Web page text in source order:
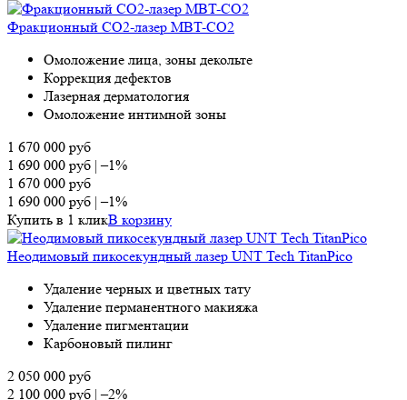
Фракционный CO2-лазер MBT-CO2
Омоложение лица, зоны декольте
Коррекция дефектов
Лазерная дерматология
Омоложение интимной зоны
1 670 000 руб
1 690 000 руб |–1%
1 670 000 руб
1 690 000 руб |–1%
Купить в 1 кликВ корзину
Неодимовый пикосекундный лазер UNT Tech TitanPico
Удаление черных и цветных тату
Удаление перманентного макияжа
Удаление пигментации
Карбоновый пилинг
2 050 000 руб
2 100 000 руб |–2%